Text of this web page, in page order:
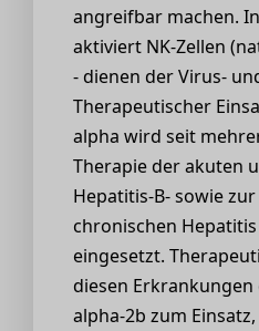
angreifbar machen.
aktiviert NK-Zellen
- dienen der Virus-
Therapeutischer
alpha wird seit
Therapie der akuten
Hepatitis-B- sowie
chronischen
eingesetzt.
diesen
alpha-2b zum